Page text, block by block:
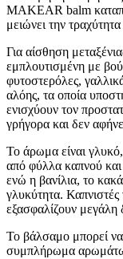
MAKEAR balm
μειώνει την
Για αίσθηση
εμπλουτισμένη με
φυτοστερόλες,
αλόης, τα οποία
ενισχύουν τον
γρήγορα και δεν
Το άρωμα είναι
από φύλλα καπνού και
ενώ η βανίλια, το
γλυκύτητα.
εξασφαλίζουν μεγάλη
Το βάλσαμο μπορεί
συμπλήρωμα